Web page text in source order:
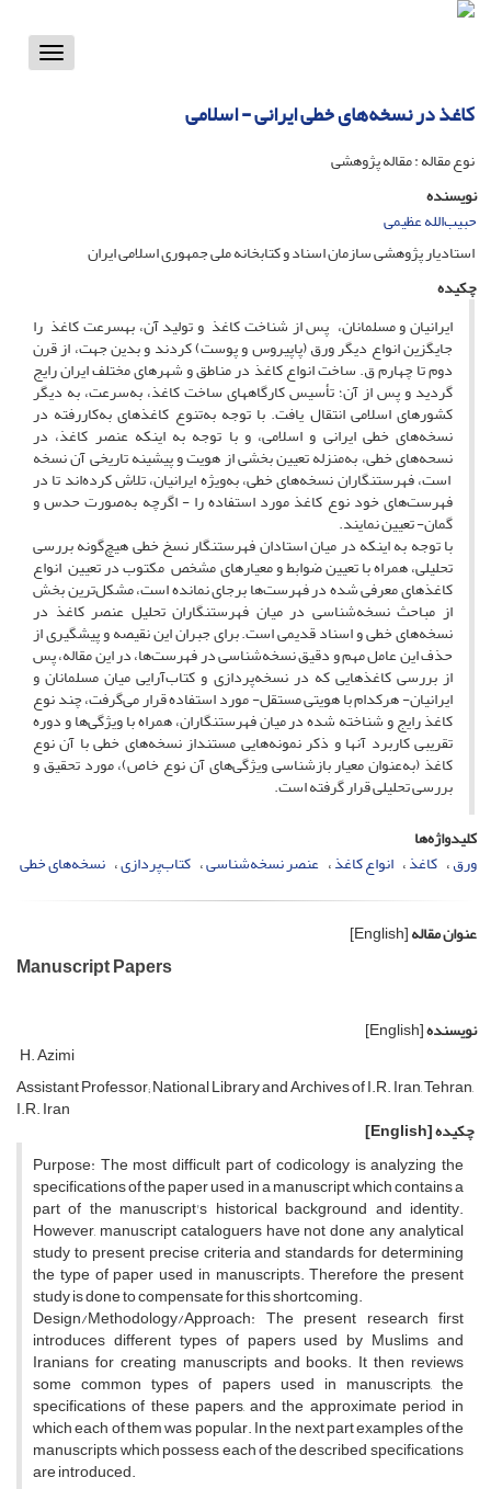
Toggle
کاغذ در نسخه‌های خطی ایرانی - اسلامی
نوع مقاله : مقاله پژوهشی
نویسنده
حبیب‌الله عظیمی
استادیار پژوهشی سازمان اسناد و کتابخانه ملی جمهوری اسلامی ایران
چکیده
ایرانیان و مسلمانان، پس از شناخت کاغذ و تولید آن، به­سرعت کاغذ را
جایگزین انواع دیگر ورق (پاپیروس و پوست) کردند و بدین جهت­، از قرن
دوم تا چهارم ق. ساخت انواع کاغذ در مناطق و شهرهای مختلف ایران رایج
گردید و پس از آن؛ تأسیس کارگاه­های ساخت کاغذ، به‌سرعت، به دیگر
کشورهای اسلامی انتقال یافت. با توجه به‌تنوع کاغذ‌های به‌کاررفته در
نسخه‌های خطی ایرانی و اسلامی، و با توجه به اینکه عنصر کاغذ، در
نسحه‌های خطی، به‌منزله تعیین بخشی از هویت و پیشینه تاریخی آن نسخه
است، فهرستنگاران نسخه‌های خطی، به‌ویژه ایرانیان، تلاش کرده‌اند تا در
فهرست‌های خود نوع کاغذ مورد استفاده را - اگرچه به‌صورت حدس و
گمان- تعیین نمایند.
با توجه به اینکه در میان استادان فهرستنگار نسخ خطی هیچ‌گونه بررسی
تحلیلی، همراه با تعیین ضوابط و معیارهای مشخص مکتوب در تعیین انواع
کاغذهای معرفی شده در فهرست‌ها بر‌جای نمانده است، مشکل‌ترین بخش
از مباحث نسخه‌شناسی در میان فهرستنگاران تحلیل عنصر کاغذ در
نسخه‌های خطی و اسناد قدیمی است. برای جبران این نقیصه و پیشگیری از
حذف این عامل مهم و دقیق نسخه‌شناسی در فهرست‌ها، در این مقاله، پس
از بررسی کاغذهایی که در نسخه‌پردازی و کتاب‌آرایی میان مسلمانان و
ایرانیان- هرکدام با هویتی مستقل- مورد استفاده قرار می‌گرفت، چند نوع
کاغذ رایج و شناخته شده در میان فهرستنگاران، همراه با ویژگی‌ها و دوره
تقریبی کاربرد آنها و ذکر نمونه‌هایی مستنداز نسخه‌های خطی با آن نوع
کاغذ (به‌عنوان معیار بازشناسی ویژگی‌های آن نوع خاص)، مورد تحقیق و
بررسی تحلیلی قرار گرفته است.
کلیدواژه‌ها
ورق کاغذ انواع کاغذ عنصر نسخه‌شناسی کتاب‌‌پردازی نسخه‌های خطی
عنوان مقاله[English]
Manuscript Papers
نویسنده[English]
H. Azimi
Assistant Professor; National Library and Archives of I.R. Iran, Tehran,
I.R. Iran
چکیده[English]
Purpose: The most difficult part of codicology is analyzing the
specifications of the paper used in a manuscript, which contains a
part of the manuscript's historical background and identity.
However, manuscript cataloguers have not done any analytical
study to present precise criteria and standards for determining
the type of paper used in manuscripts. Therefore the present
study is done to compensate for this shortcoming.
Design/Methodology/Approach: The present research first
introduces different types of papers used by Muslims and
Iranians for creating manuscripts and books. It then reviews
some common types of papers used in manuscripts, the
specifications of these papers, and the approximate period in
which each of them was popular. In the next part examples of the
manuscripts which possess each of the described specifications
are introduced.